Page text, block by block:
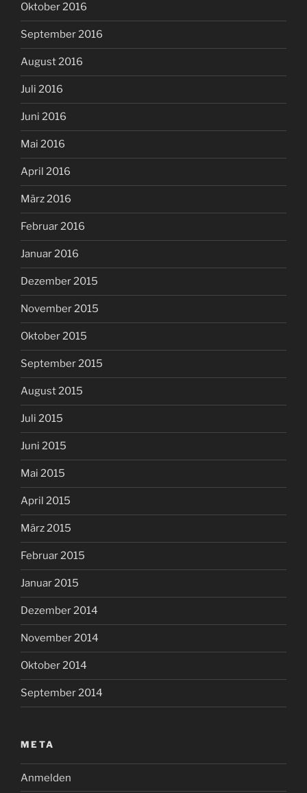
Oktober 2016
September 2016
August 2016
Juli 2016
Juni 2016
Mai 2016
April 2016
März 2016
Februar 2016
Januar 2016
Dezember 2015
November 2015
Oktober 2015
September 2015
August 2015
Juli 2015
Juni 2015
Mai 2015
April 2015
März 2015
Februar 2015
Januar 2015
Dezember 2014
November 2014
Oktober 2014
September 2014
META
Anmelden